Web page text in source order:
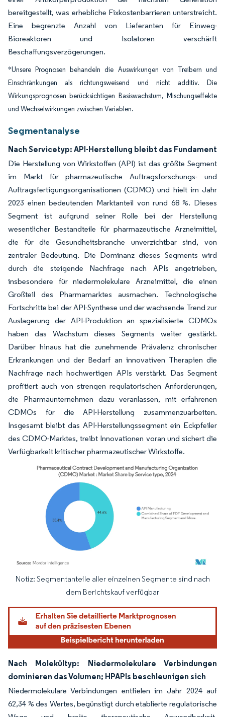
bereitgestellt, was erhebliche Fixkostenbarrieren unterstreicht.
Eine begrenzte Anzahl von Lieferanten für Einweg-
Bioreaktoren und Isolatoren verschärft
Beschaffungsverzögerungen.
*Unsere Prognosen behandeln die Auswirkungen von Treibern und
Einschränkungen als richtungsweisend und nicht additiv. Die
Wirkungsprognosen berücksichtigen Basiswachstum, Mischungseffekte
und Wechselwirkungen zwischen Variablen.
Segmentanalyse
Nach Servicetyp: API-Herstellung bleibt das Fundament
Die Herstellung von Wirkstoffen (API) ist das größte Segment
im Markt für pharmazeutische Auftragsforschungs- und
Auftragsfertigungsorganisationen (CDMO) und hielt im Jahr
2023 einen bedeutenden Marktanteil von rund 68 %. Dieses
Segment ist aufgrund seiner Rolle bei der Herstellung
wesentlicher Bestandteile für pharmazeutische Arzneimittel,
die für die Gesundheitsbranche unverzichtbar sind, von
zentraler Bedeutung. Die Dominanz dieses Segments wird
durch die steigende Nachfrage nach APIs angetrieben,
insbesondere für niedermolekulare Arzneimittel, die einen
Großteil des Pharmamarktes ausmachen. Technologische
Fortschritte bei der API-Synthese und der wachsende Trend zur
Auslagerung der API-Produktion an spezialisierte CDMOs
haben das Wachstum dieses Segments weiter gestärkt.
Darüber hinaus hat die zunehmende Prävalenz chronischer
Erkrankungen und der Bedarf an innovativen Therapien die
Nachfrage nach hochwertigen APIs verstärkt. Das Segment
profitiert auch von strengen regulatorischen Anforderungen,
die Pharmaunternehmen dazu veranlassen, mit erfahrenen
CDMOs für die API-Herstellung zusammenzuarbeiten.
Insgesamt bleibt das API-Herstellungssegment ein Eckpfeiler
des CDMO-Marktes, treibt Innovationen voran und sichert die
Verfügbarkeit kritischer pharmazeutischer Wirkstoffe.
Bild © Mordor Intelligence. Wiederverwendung erfordert Namensnennung
Notiz: Segmentanteile aller einzelnen Segmente sind nach
dem Berichtskauf verfügbar
Nach Molekültyp: Niedermolekulare Verbindungen
dominieren das Volumen; HPAPIs beschleunigen sich
Niedermolekulare Verbindungen entfielen im Jahr 2024 auf
62,34 % des Wertes, begünstigt durch etablierte regulatorische